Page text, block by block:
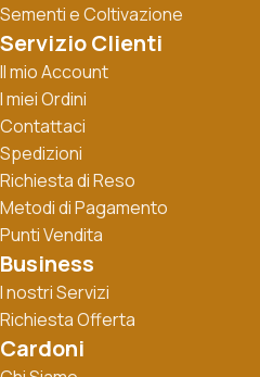
Sementi e Coltivazione
Servizio Clienti
Il mio Account
I miei Ordini
Contattaci
Spedizioni
Richiesta di Reso
Metodi di Pagamento
Punti Vendita
Business
I nostri Servizi
Richiesta Offerta
Cardoni